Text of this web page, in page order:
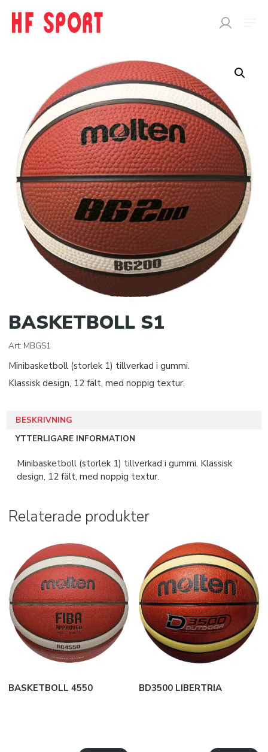
Butik
SPORTDOC
BOLLAR
Basketbollar
Fotbollar
Handbollar
Beachhandbollar
Volleybollar
KLISTERPRODUKTER
SPORTTILLBEHÖR
SISU TANDSKYDD
DOMARE
KLÄDER
Snabborder
Varumärken
Kataloger
BASKETBOLL S1
Art: MBGS1
Minibasketboll (storlek 1) tillverkad i gummi.
Klassisk design, 12 fält, med noppig textur.
BESKRIVNING
YTTERLIGARE INFORMATION
Minibasketboll (storlek 1) tillverkad i gummi. Klassisk
design, 12 fält, med noppig textur.
Relaterade produkter
BASKETBOLL 4550 BD3500 LIBERTRIA